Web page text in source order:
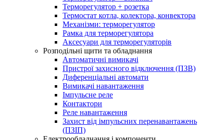
Терморегулятор + розетка
Термостат котла, колектора, конвектора
Механізми: терморегулятор
Рамка для терморегулятора
Аксесуари для терморегуляторів
Розподільні щити та обладнання
Автоматичні вимикачі
Пристрої захисного відключення (ПЗВ)
Диференціальні автомати
Вимикачі навантаження
Імпульсне реле
Контактори
Реле навантаження
Захист від імпульсних перенавантажень
(ПЗІП)